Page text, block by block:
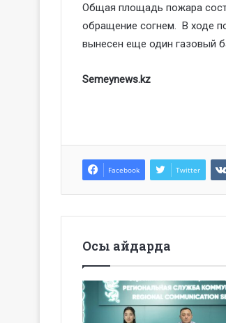
Общая площадь пожара
обращение согнем. В ходе
вынесен еще один газовый
Semeynews.kz
Facebook Twitter
Осы айдарда